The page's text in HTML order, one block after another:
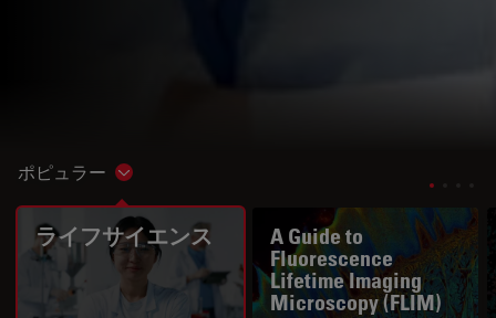
ポピュラー Show subnavigation
ライフサイエンス
A Guide to
Fluorescence
Lifetime Imaging
Microscopy (FLIM)